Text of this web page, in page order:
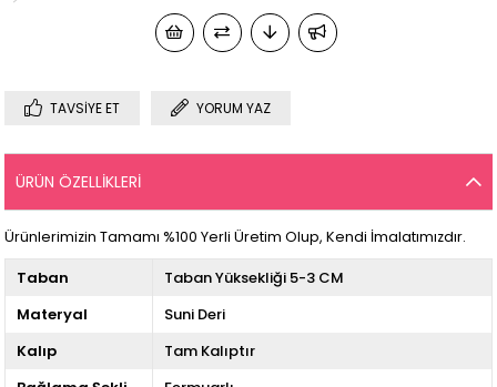
TAVSIYE ET YORUM YAZ
ÜRÜN ÖZELLIKLERI
Ürünlerimizin Tamamı %100 Yerli Üretim Olup, Kendi İmalatımızdır.
Taban
Taban Yüksekliği 5-3 CM
Materyal
Suni Deri
Kalıp
Tam Kalıptır